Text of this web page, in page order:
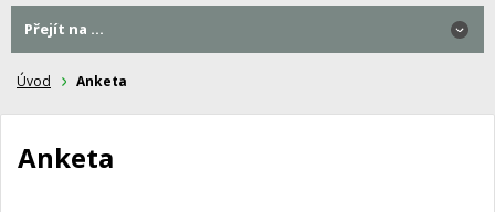
Úvod Anketa
Anketa
Přejít na ...